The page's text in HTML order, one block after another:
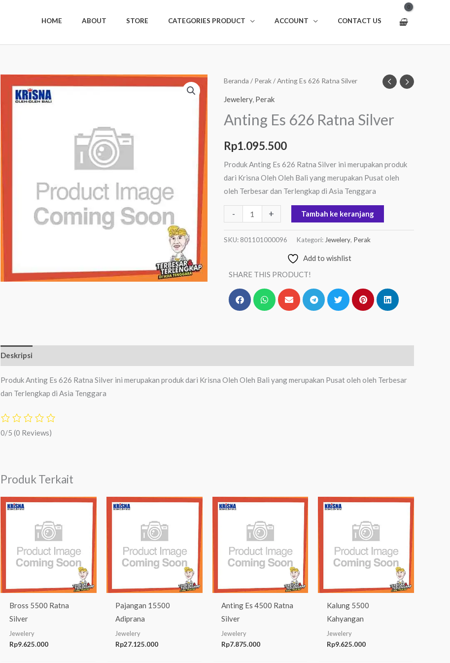
HOME ABOUT STORE CATEGORIES PRODUCT ACCOUNT CONTACT US
Beranda / Perak/ Anting Es 626 Ratna Silver
Jewelery, Perak
Anting Es 626 Ratna Silver
Rp1.095.500
Produk Anting Es 626 Ratna Silver ini merupakan produk
dari Krisna Oleh Oleh Bali yang merupakan Pusat oleh
oleh Terbesar dan Terlengkap di Asia Tenggara
-
Kuantitas
626
Silver
+ Tambah ke keranjang
SKU: 801101000096 Kategori: Jewelery, Perak
Add to wishlist
SHARE THIS PRODUCT!
Deskripsi
Produk Anting Es 626 Ratna Silver ini merupakan produk dari Krisna Oleh Oleh Bali yang merupakan Pusat oleh oleh Terbesar
dan Terlengkap di Asia Tenggara
0/5 (0 Reviews)
Produk Terkait
Bross 5500 Ratna
Silver
Jewelery
Rp9.625.000
Pajangan 15500
Adiprana
Jewelery
Rp27.125.000
Anting Es 4500 Ratna
Silver
Jewelery
Rp7.875.000
Kalung 5500
Kahyangan
Jewelery
Rp9.625.000